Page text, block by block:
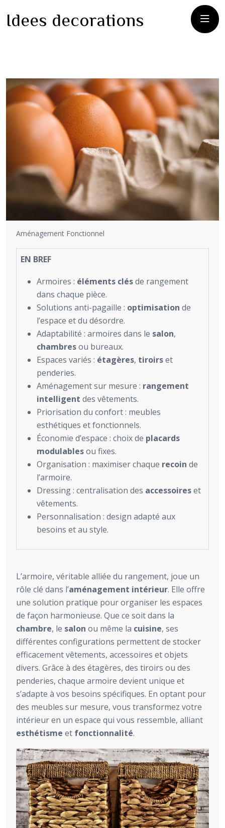
Idees decorations
Aménagement Fonctionnel
EN BREF
Armoires : éléments clésde rangement
dans chaque pièce.
Solutions anti-pagaille : optimisation de
l’espace et du désordre.
Adaptabilité : armoires dans le salon,
chambresou bureaux.
Espaces variés : étagères, tiroirset
penderies.
Aménagement sur mesure : rangement
intelligent des vêtements.
Priorisation du confort : meubles
esthétiques et fonctionnels.
Économie d’espace : choix de placards
modulablesou fixes.
Organisation : maximiser chaque recoin de
l’armoire.
Dressing : centralisation des accessoireset
vêtements.
Personnalisation : design adapté aux
besoins et au style.
L’armoire, véritable alliée du rangement, joue un
rôle clé dans l’aménagement intérieur. Elle offre
une solution pratique pour organiser les espaces
de façon harmonieuse. Que ce soit dans la
chambre, le salon ou même la cuisine, ses
différentes configurations permettent de stocker
efficacement vêtements, accessoires et objets
divers. Grâce à des étagères, des tiroirs ou des
penderies, chaque armoire devient unique et
s’adapte à vos besoins spécifiques. En optant pour
des meubles sur mesure, vous transformez votre
intérieur en un espace qui vous ressemble, alliant
esthétisme et fonctionnalité.